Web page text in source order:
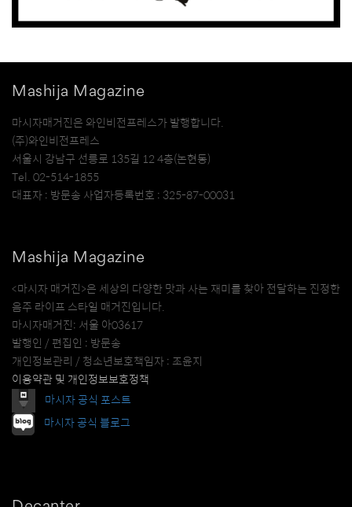
Mashija Magazine
마시자매거진은 와인비전프레스가 발행합니다.
(주)와인비전프레스
서울시 강남구 선릉로 135길 12 4층(논현동)
Tel. 02-514-1855
대표자 : 방문송 사업자등록번호 : 325-87-00031
Mashija Magazine
<마시자 매거진>은 세상의 다양한 맛과 사는 재미를 찾아 전달하는 진정한
음주 라이프 스타일 매거진입니다.
마시자매거진: 서울 아03617
발행인 / 편집인 : 방문송
개인정보관리 / 청소년보호책임자 : 조윤지
이용약관 및 개인정보보호정책
마시자 공식 포스트
마시자 공식 블로그